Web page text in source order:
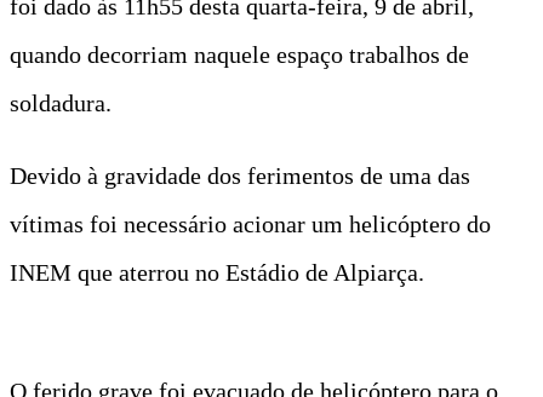
foi dado às 11h55 desta quarta-feira, 9 de abril,
quando decorriam naquele espaço trabalhos de
soldadura.
Devido à gravidade dos ferimentos de uma das
vítimas foi necessário acionar um helicóptero do
INEM que aterrou no Estádio de Alpiarça.
O ferido grave foi evacuado de helicóptero para o